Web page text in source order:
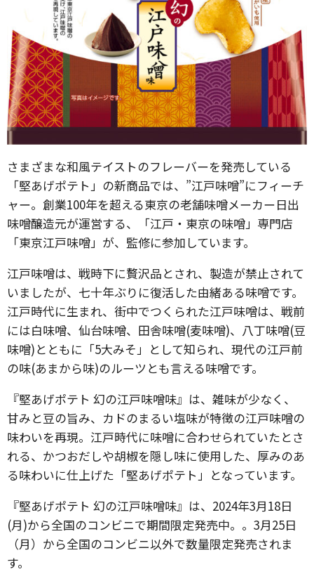
さまざまな和風テイストのフレーバーを発売している
「堅あげポテト」の新商品では、”江戸味噌”にフィーチ
ャー。創業100年を超える東京の老舗味噌メーカー日出
味噌醸造元が運営する、「江戸・東京の味噌」専門店
「東京江戸味噌」が、監修に参加しています。
江戸味噌は、戦時下に贅沢品とされ、製造が禁止されて
いましたが、七十年ぶりに復活した由緒ある味噌です。
江戸時代に生まれ、街中でつくられた江戸味噌は、戦前
には白味噌、仙台味噌、田舎味噌(麦味噌)、八丁味噌(豆
味噌)とともに「5大みそ」として知られ、現代の江戸前
の味(あまから味)のルーツとも言える味噌です。
『堅あげポテト 幻の江戸味噌味』は、雑味が少なく、
甘みと豆の旨み、カドのまるい塩味が特徴の江戸味噌の
味わいを再現。江戸時代に味噌に合わせられていたとさ
れる、かつおだしや胡椒を隠し味に使用した、厚みのあ
る味わいに仕上げた「堅あげポテト」となっています。
『堅あげポテト 幻の江戸味噌味』は、2024年3月18日
(月)から全国のコンビニで期間限定発売中。。3月25日
（月）から全国のコンビニ以外で数量限定発売されま
す。